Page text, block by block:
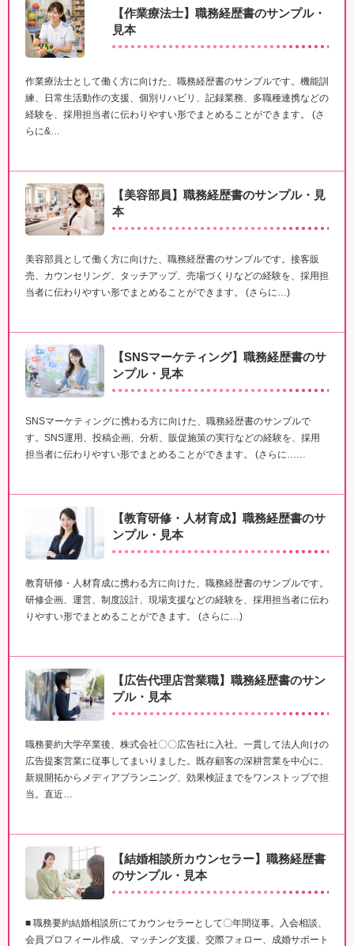
【作業療法士】職務経歴書のサンプル・
見本
作業療法士として働く方に向けた、職務経歴書のサンプルです。機能訓
練、日常生活動作の支援、個別リハビリ、記録業務、多職種連携などの
経験を、採用担当者に伝わりやすい形でまとめることができます。 (さ
らに&…
【美容部員】職務経歴書のサンプル・見
本
美容部員として働く方に向けた、職務経歴書のサンプルです。接客販
売、カウンセリング、タッチアップ、売場づくりなどの経験を、採用担
当者に伝わりやすい形でまとめることができます。 (さらに…)
【SNSマーケティング】職務経歴書のサ
ンプル・見本
SNSマーケティングに携わる方に向けた、職務経歴書のサンプルで
す。SNS運用、投稿企画、分析、販促施策の実行などの経験を、採用
担当者に伝わりやすい形でまとめることができます。 (さらに……
【教育研修・人材育成】職務経歴書のサ
ンプル・見本
教育研修・人材育成に携わる方に向けた、職務経歴書のサンプルです。
研修企画、運営、制度設計、現場支援などの経験を、採用担当者に伝わ
りやすい形でまとめることができます。 (さらに…)
【広告代理店営業職】職務経歴書のサン
プル・見本
職務要約大学卒業後、株式会社〇〇広告社に入社。一貫して法人向けの
広告提案営業に従事してまいりました。既存顧客の深耕営業を中心に、
新規開拓からメディアプランニング、効果検証までをワンストップで担
当。直近…
【結婚相談所カウンセラー】職務経歴書
のサンプル・見本
■ 職務要約結婚相談所にてカウンセラーとして〇年間従事。入会相談、
会員プロフィール作成、マッチング支援、交際フォロー、成婚サポート